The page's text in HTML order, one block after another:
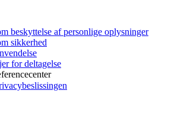
beskyttelse af personlige oplysninger
sikkerhed
for deltagelse